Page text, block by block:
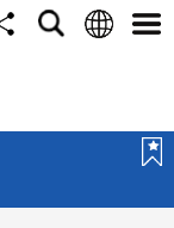
搜
語
選